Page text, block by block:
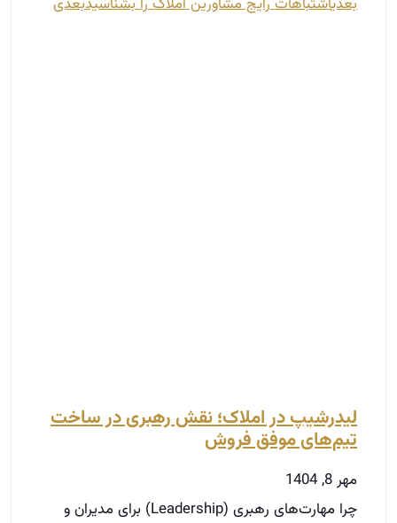
لیدرشیپ در املاک؛ نقش رهبری در ساخت
تیم‌های موفق فروش
مهر 8, 1404
چرا مهارت‌های رهبری (Leadership) برای مدیران و